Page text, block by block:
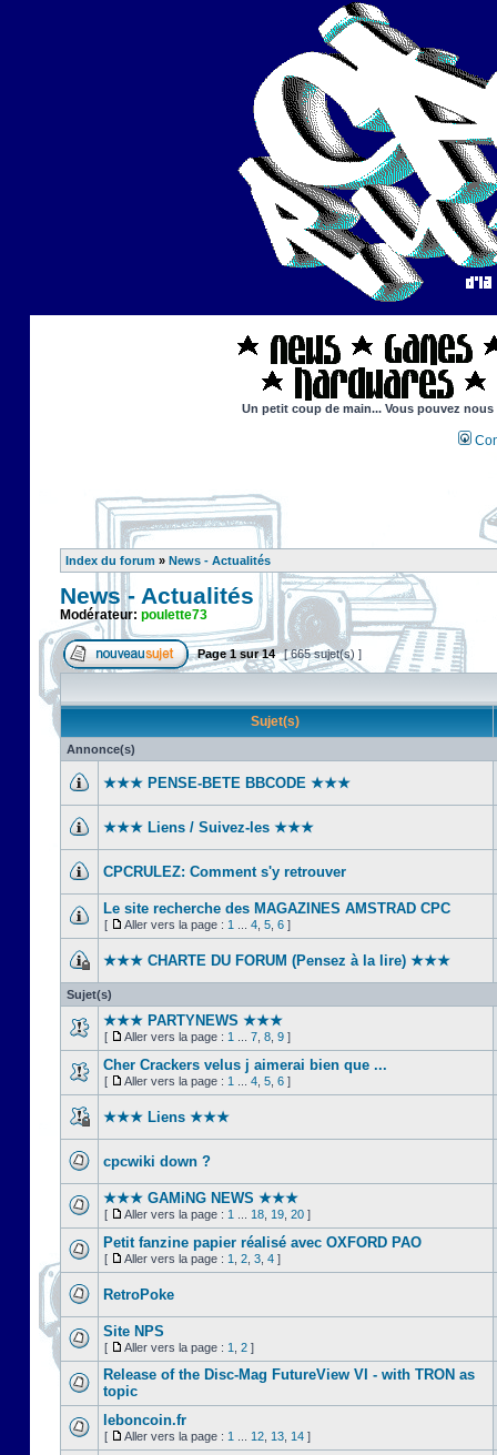
Un petit coup de main... Vous pouvez
Index du forum » News - Actualités
News - Actualités
Modérateur: poulette73
Page1sur14 [ 665 sujet(s) ]
Sujet(s)
Annonce(s)
★★★ PENSE-BETE BBCODE ★★★
★★★ Liens / Suivez-les ★★★
CPCRULEZ: Comment s'y retrouver‎
Le site recherche des MAGAZINES AMSTRAD CPC
[ Aller vers la page : 1 4 5 6 ]
★★★ CHARTE DU FORUM (Pensez à la lire) ★★★
Sujet(s)
★★★ PARTYNEWS ★★★
[ Aller vers la page : 1 7 8 9 ]
Cher Crackers velus j aimerai bien que ...
[ Aller vers la page : 1 4 5 6 ]
★★★ Liens ★★★
cpcwiki down ?
★★★ GAMiNG NEWS ★★★
[ Aller vers la page : 1 18 19 20 ]
Petit fanzine papier réalisé avec OXFORD PAO
[ Aller vers la page : 1 2 3 4 ]
RetroPoke
Site NPS
[ Aller vers la page : 1 2 ]
Release of the Disc-Mag FutureView VI - with TRON as
topic
leboncoin.fr
[ Aller vers la page : 1 12 13 14 ]